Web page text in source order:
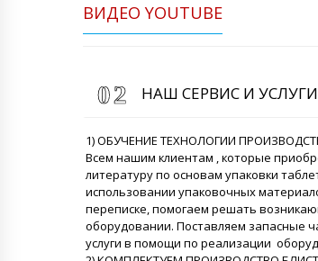
ВИДЕО YOUTUBE
НАШ СЕРВИС И
1) ОБУЧЕНИЕ ТЕХНОЛОГИИ
Всем нашим клиентам , которые
литературу по основам упаковки
использовании упаковочных
переписке, помогаем решать
оборудовании. Поставляем запасные
услуги в помощи по реализации